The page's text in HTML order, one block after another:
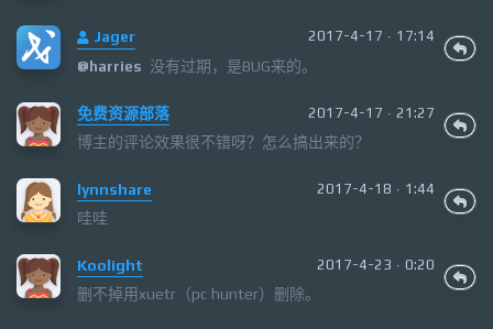
Jager
2017-4-17 · 17:14
@ harries 没有过期，是BUG来的。
免费资源部落 2017-4-17 · 21:27
博主的评论效果很不错呀？怎么搞出来的？
lynnshare 2017-4-18 · 1:44
哇哇
Koolight 2017-4-23 · 0:20
删不掉用xuetr（pc hunter）删除。